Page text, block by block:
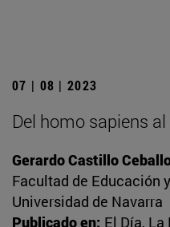
07 | 08 | 2023
Del homo sapiens
Gerardo Castillo
Facultad de Educación
Universidad de Navarra
Publicado en: El Día,